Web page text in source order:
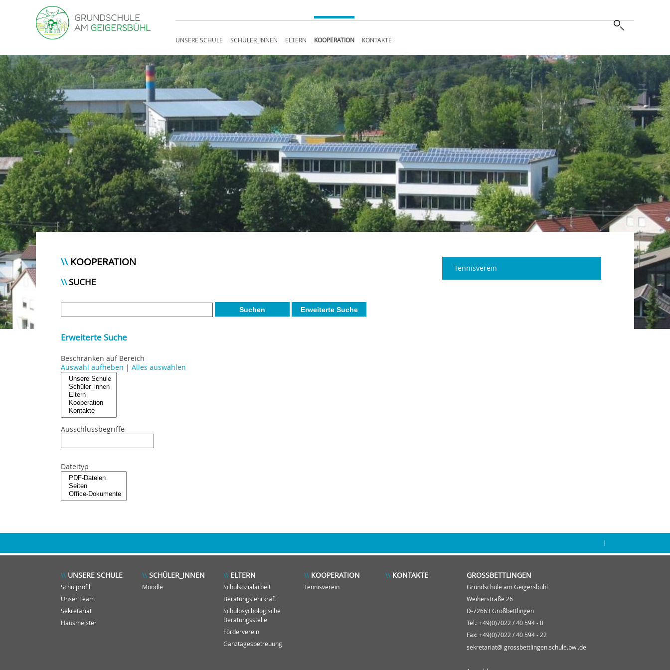
UNSERE SCHULE SCHÜLER_INNEN ELTERN KOOPERATION KONTAKTE
KOOPERATION
SUCHE
Suchen Erweiterte Suche
Erweiterte Suche
Beschränken auf Bereich
Auswahl aufheben | Alles auswählen
Ausschlussbegriffe
Dateityp
Tennisverein
|
UNSERE SCHULE
Schulprofil
Unser Team
Sekretariat
Hausmeister
SCHÜLER_INNEN
Moodle
ELTERN
Schulsozialarbeit
Beratungslehrkraft
Schulpsychologische
Beratungsstelle
Förderverein
Ganztagesbetreuung
KOOPERATION
Tennisverein
KONTAKTE GROSSBETTLINGEN
Grundschule am Geigersbühl
Weiherstraße 26
D-72663 Großbettlingen
Tel.: +49(0)7022 / 40 594 - 0
Fax: +49(0)7022 / 40 594 - 22
sekretariat@ grossbettlingen.schule.bwl.de